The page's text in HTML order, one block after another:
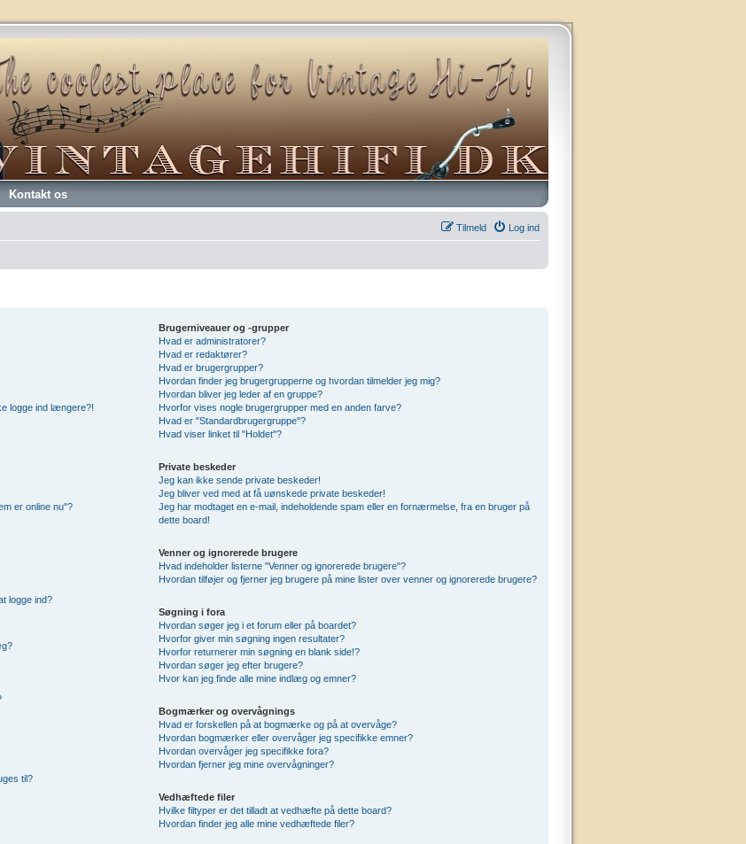
Kontakt os
Log ind
Tilmeld
logge ind længere?!
er online nu"?
logge ind?
til?
Brugerniveauer og -grupper
Hvad er administratorer?
Hvad er redaktører?
Hvad er brugergrupper?
Hvordan finder jeg brugergrupperne og hvordan tilmelder jeg mig?
Hvordan bliver jeg leder af en gruppe?
Hvorfor vises nogle brugergrupper med en anden farve?
Hvad er "Standardbrugergruppe"?
Hvad viser linket til "Holdet"?
Private beskeder
Jeg kan ikke sende private beskeder!
Jeg bliver ved med at få uønskede private beskeder!
Jeg har modtaget en e-mail, indeholdende spam eller en fornærmelse, fra en bruger på
dette board!
Venner og ignorerede brugere
Hvad indeholder listerne "Venner og ignorerede brugere"?
Hvordan tilføjer og fjerner jeg brugere på mine lister over venner og ignorerede brugere?
Søgning i fora
Hvordan søger jeg i et forum eller på boardet?
Hvorfor giver min søgning ingen resultater?
Hvorfor returnerer min søgning en blank side!?
Hvordan søger jeg efter brugere?
Hvor kan jeg finde alle mine indlæg og emner?
Bogmærker og overvågnings
Hvad er forskellen på at bogmærke og på at overvåge?
Hvordan bogmærker eller overvåger jeg specifikke emner?
Hvordan overvåger jeg specifikke fora?
Hvordan fjerner jeg mine overvågninger?
Vedhæftede filer
Hvilke filtyper er det tilladt at vedhæfte på dette board?
Hvordan finder jeg alle mine vedhæftede filer?